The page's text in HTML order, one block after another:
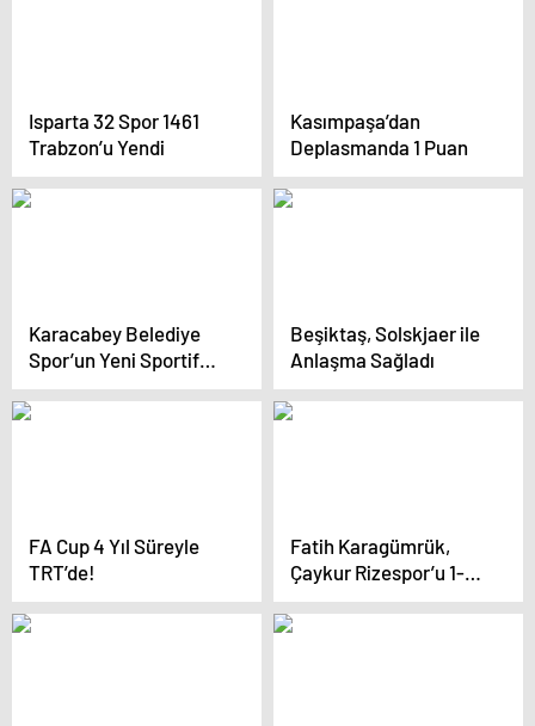
Isparta 32 Spor 1461
Trabzon’u Yendi
Kasımpaşa’dan
Deplasmanda 1 Puan
Karacabey Belediye
Spor’un Yeni Sportif
Direktörü Adil
Cenkçiler Oldu
Beşiktaş, Solskjaer ile
Anlaşma Sağladı
FA Cup 4 Yıl Süreyle
TRT’de!
Fatih Karagümrük,
Çaykur Rizespor’u 1-0
Mağlup Etti